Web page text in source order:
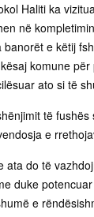
Haliti ka
në
e këtij
komune
ato si të
të
e
ata do të
duke
e